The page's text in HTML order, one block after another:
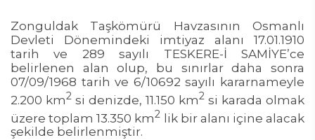
Zonguldak Taşkömürü Havzasının Osmanlı
Devleti Dönemindeki imtiyaz alanı 17.01.1910
tarih ve 289 sayılı TESKERE-İ SAMİYE’ce
belirlenen alan olup, bu sınırlar daha sonra
07/09/1968 tarih ve 6/10692 sayılı kararnameyle
2.200 km2 si denizde, 11.150 km2 si karada olmak
üzere toplam 13.350 km2 lik bir alanı içine alacak
şekilde belirlenmiştir.